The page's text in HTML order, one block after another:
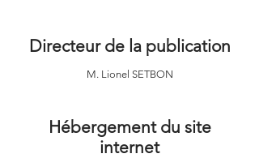
Directeur de la publication
M. Lionel SETBON
Hébergement du site
internet